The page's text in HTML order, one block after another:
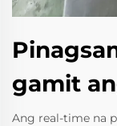
gamit
Ang real-time na